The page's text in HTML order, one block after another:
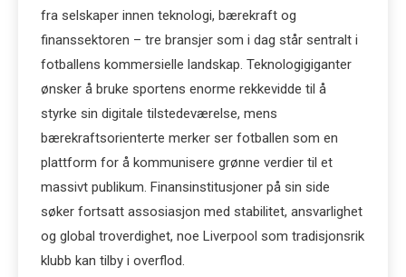
fra selskaper innen teknologi, bærekraft og
finanssektoren – tre bransjer som i dag står sentralt i
fotballens kommersielle landskap. Teknologigiganter
ønsker å bruke sportens enorme rekkevidde til å
styrke sin digitale tilstedeværelse, mens
bærekraftsorienterte merker ser fotballen som en
plattform for å kommunisere grønne verdier til et
massivt publikum. Finansinstitusjoner på sin side
søker fortsatt assosiasjon med stabilitet, ansvarlighet
og global troverdighet, noe Liverpool som tradisjonsrik
klubb kan tilby i overflod.